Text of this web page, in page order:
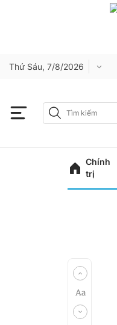
Thứ Sáu, 7/8/2026
Chính
trị